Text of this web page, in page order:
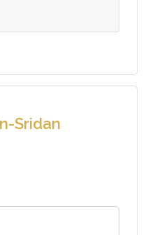
Sridan